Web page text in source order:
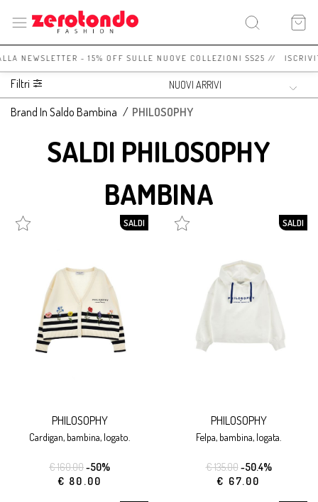
NEWSLETTER - 15% OFF SULLE NUOVE COLLEZIONI SS25 //
Filtri
Brand In Saldo Bambina / PHILOSOPHY
SALDI PHILOSOPHY
BAMBINA
SALDI
PHILOSOPHY
cardigan, bambina, logato.
€ 160.00-50%
€ 80.00
SALDI
PHILOSOPHY
felpa, bambina, logata.
€ 135.00-50.4%
€ 67.00